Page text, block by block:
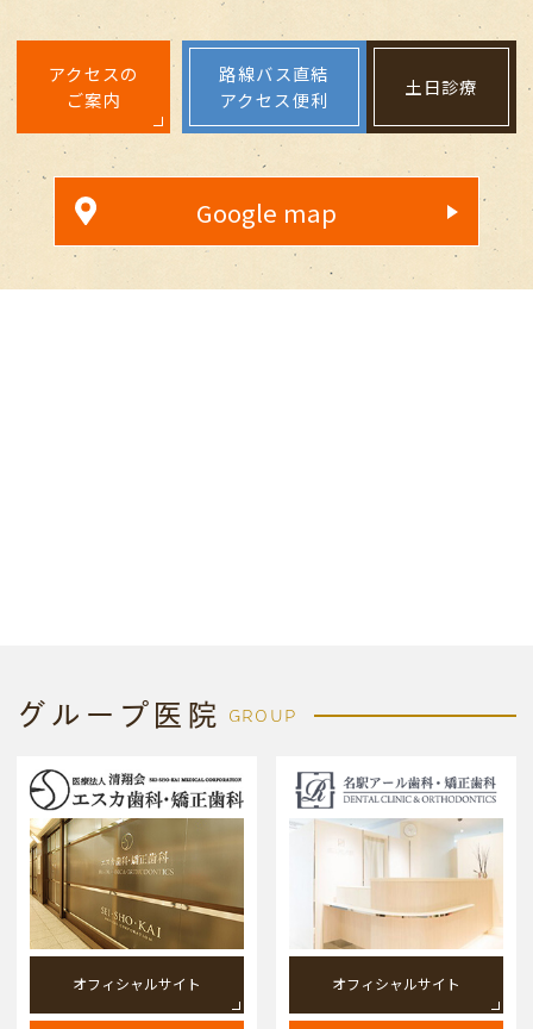
アクセスの
ご案内
路線バス直結
アクセス便利
土日診療
Google map
グループ医院 GROUP
オフィシャルサイト オフィシャルサイト